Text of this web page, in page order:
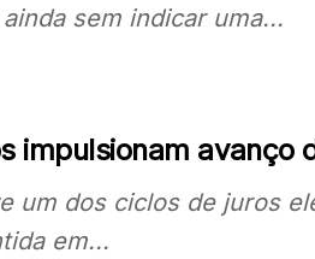
sem indicar uma...
impulsionam avanço
um dos ciclos de juros
em...